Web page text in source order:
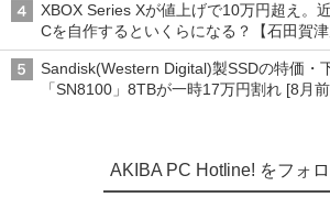
XBOX Series Xが値上げで10万円超え。
Cを自作するといくらになる？【石田賀
ーム』】
Sandisk(Western Digital)製SSDの特価・
「SN8100」8TBが一時17万円割れ [8月
AKIBA PC Hotline! をフォ